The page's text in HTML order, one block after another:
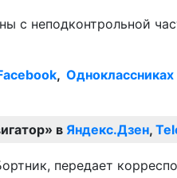
с неподконтрольной
, Одноклассниках
в Яндекс.Дзен,
передает